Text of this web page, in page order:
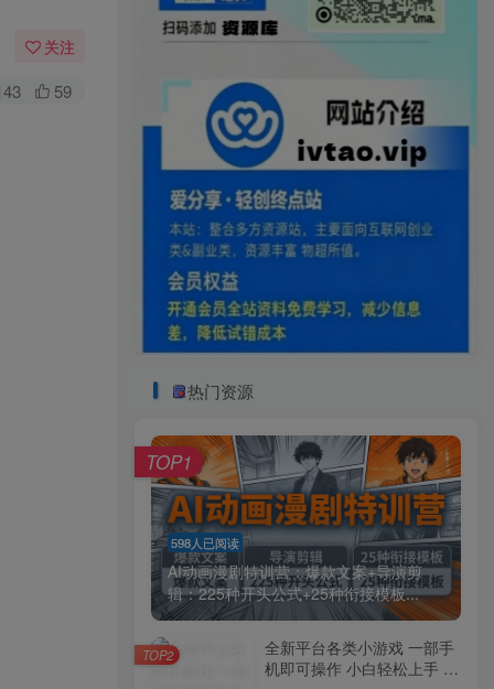
关注
59
热门资源
598人已阅读
AI动画漫剧特训营：爆款文案+导演剪
辑：225种开头公式+25种衔接模板...
TOP1
全新平台各类小游戏 一部手
机即可操作 小白轻松上手 长
TOP2